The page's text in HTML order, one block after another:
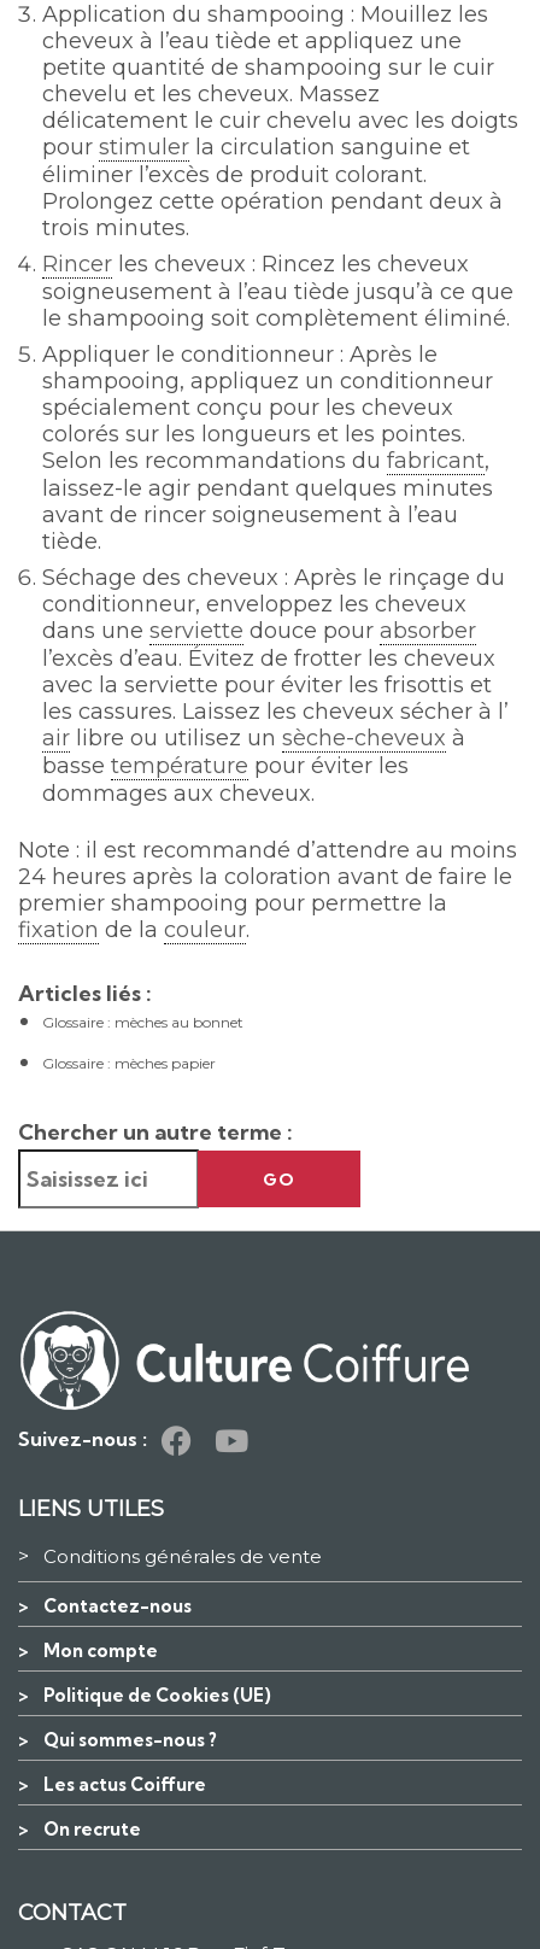
Application du shampooing : Mouillez les
cheveux à l’eau tiède et appliquez une
petite quantité de shampooing sur le cuir
chevelu et les cheveux. Massez
délicatement le cuir chevelu avec les doigts
pour stimuler la circulation sanguine et
éliminer l’excès de produit colorant.
Prolongez cette opération pendant deux à
trois minutes.
Rincer les cheveux : Rincez les cheveux
soigneusement à l’eau tiède jusqu’à ce que
le shampooing soit complètement éliminé.
Appliquer le conditionneur : Après le
shampooing, appliquez un conditionneur
spécialement conçu pour les cheveux
colorés sur les longueurs et les pointes.
Selon les recommandations du fabricant,
laissez-le agir pendant quelques minutes
avant de rincer soigneusement à l’eau
tiède.
Séchage des cheveux : Après le rinçage du
conditionneur, enveloppez les cheveux
dans une serviette douce pour absorber
l’excès d’eau. Évitez de frotter les cheveux
avec la serviette pour éviter les frisottis et
les cassures. Laissez les cheveux sécher à l’
air libre ou utilisez un sèche-cheveux à
basse température pour éviter les
dommages aux cheveux.
Note : il est recommandé d’attendre au moins
24 heures après la coloration avant de faire le
premier shampooing pour permettre la
fixation de la couleur.
Articles liés :
Glossaire : mèches au bonnet
Glossaire : mèches papier
Chercher un autre terme :
GO
Suivez-nous :
LIENS UTILES
> Conditions générales de vente
> Contactez-nous
> Mon compte
> Politique de Cookies (UE)
> Qui sommes-nous ?
> Les actus Coiffure
> On recrute
CONTACT